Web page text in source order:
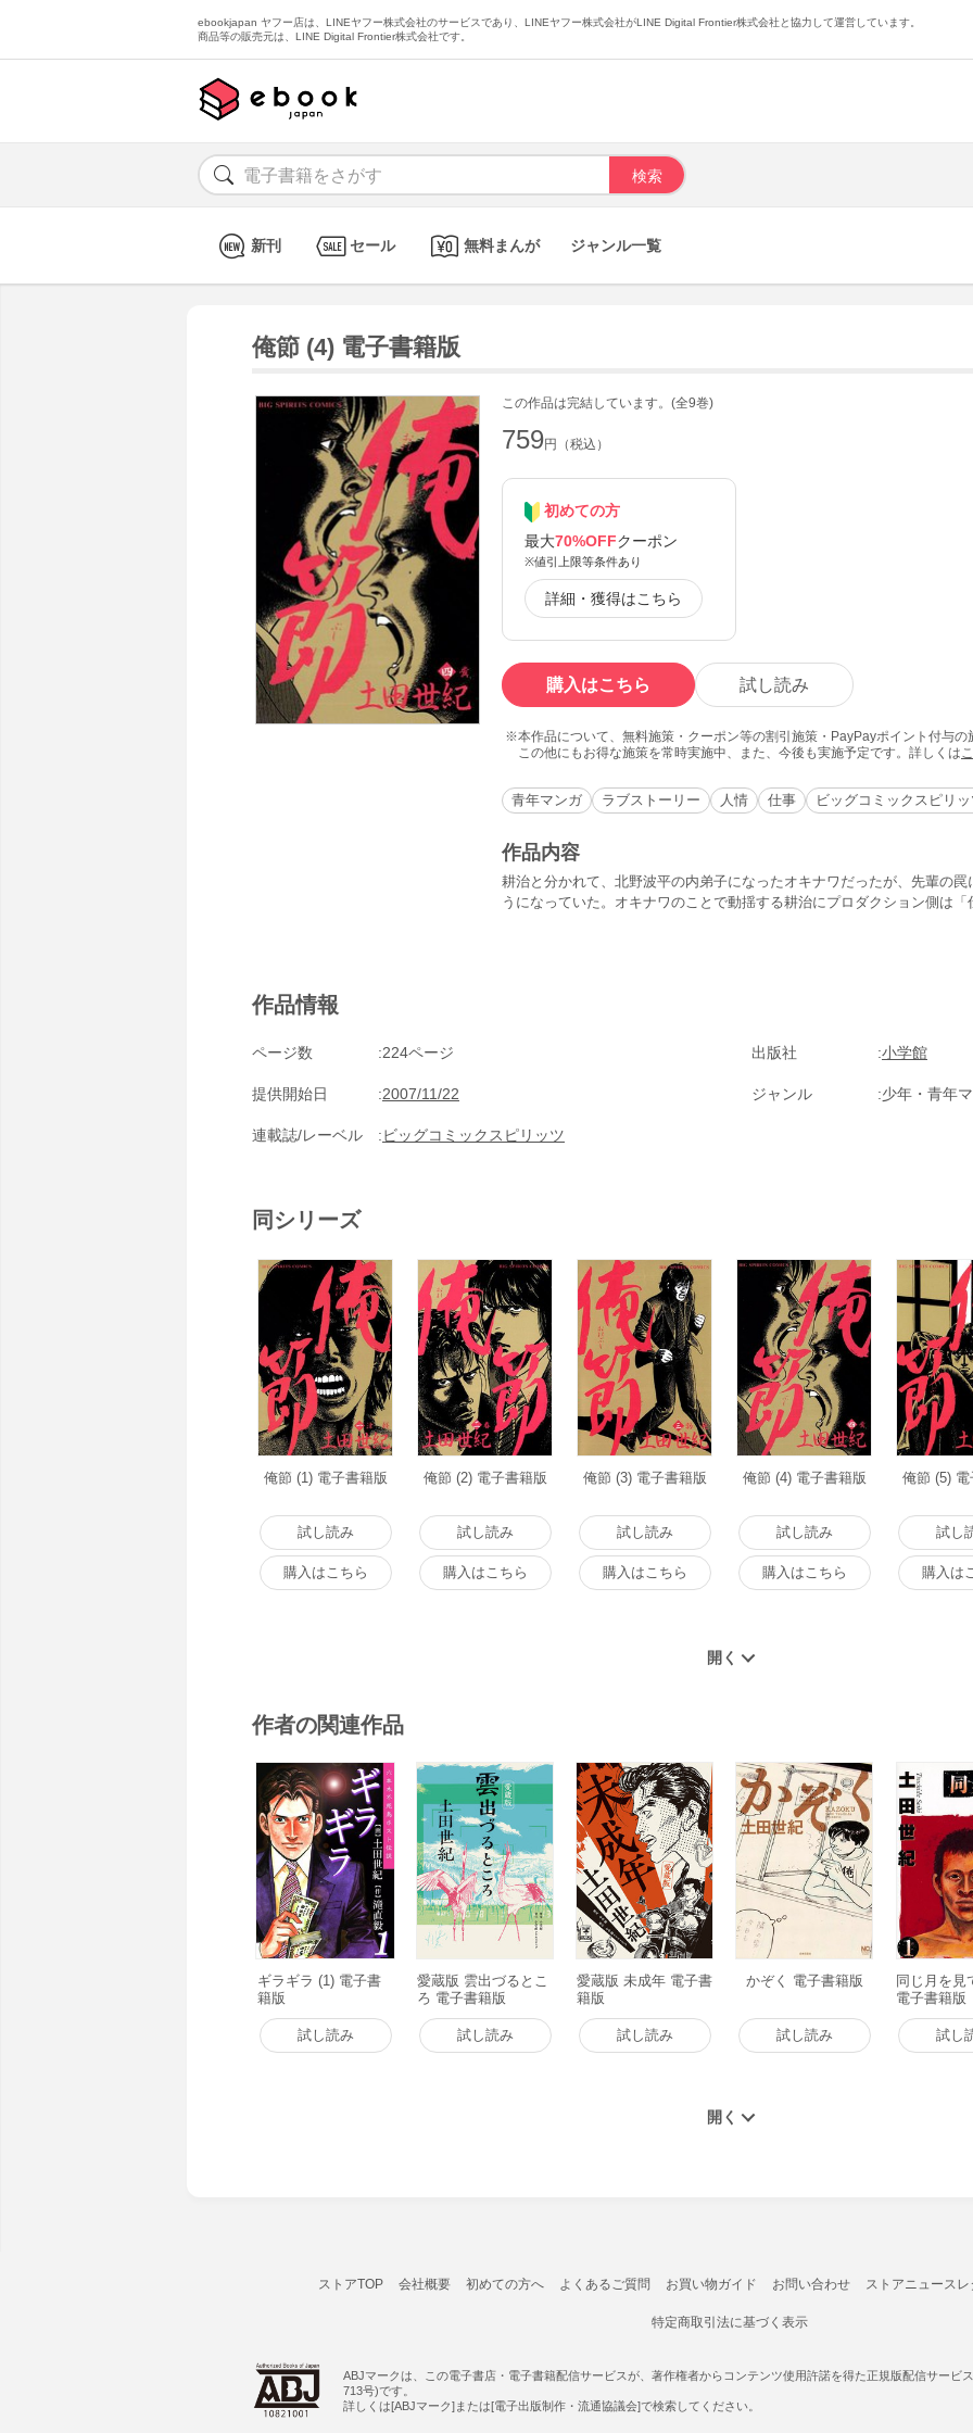
ebookjapan ヤフー店は、LINEヤフー株式会社のサービスであり、LINEヤフー株式会社がLINE Digital Frontier株式会社と協力して運営しています。
商品等の販売元は、LINE Digital Frontier株式会社です。
新刊 セール 無料まんが ジャンル一覧
俺節 (4) 電子書籍版
この作品は完結しています。(全9巻)
759円（税込）
初めての方
最大70%OFFクーポン
※値引上限等条件あり
詳細・獲得はこちら
購入はこちら 試し読み
本作品について、無料施策・クーポン等の割引施策・PayPayポイント付与
この他にもお得な施策を常時実施中、また、今後も実施予定です。詳しくは
青年マンガ ラブストーリー 人情 仕事 ビッグコミックスピリ
作品内容
耕治と分かれて、北野波平の内弟子になったオキナワだったが、先輩の
うになっていた。オキナワのことで動揺する耕治にプロダクション側は
作品情報
ページ数 224ページ 出版社 小学館
提供開始日 2007/11/22 ジャンル 少年・青年
連載誌/レーベル ビッグコミックスピリッツ
同シリーズ
俺節 (1) 電子書籍版
試し読み
購入はこちら
俺節 (2) 電子書籍版
試し読み
購入はこちら
俺節 (3) 電子書籍版
試し読み
購入はこちら
俺節 (4) 電子書籍版
試し読み
購入はこちら
俺節 (5)
試し
購入は
作者の関連作品
ギラギラ (1) 電子書
籍版
試し読み
愛蔵版 雲出づるとこ
ろ 電子書籍版
試し読み
愛蔵版 未成年 電子書
籍版
試し読み
かぞく 電子書籍版
試し読み
同じ月を見
電子書籍版
試し
ストアTOP 会社概要 初めての方へ よくあるご質問 お買い物ガイド お問い合わせ ストアニュースレ
特定商取引法に基づく表示
ABJマークは、この電子書店・電子書籍配信サービスが、著作権者からコンテンツ使用許諾を得た正規版配信サービ
713号)です。
詳しくは[ABJマーク]または[電子出版制作・流通協議会]で検索してください。